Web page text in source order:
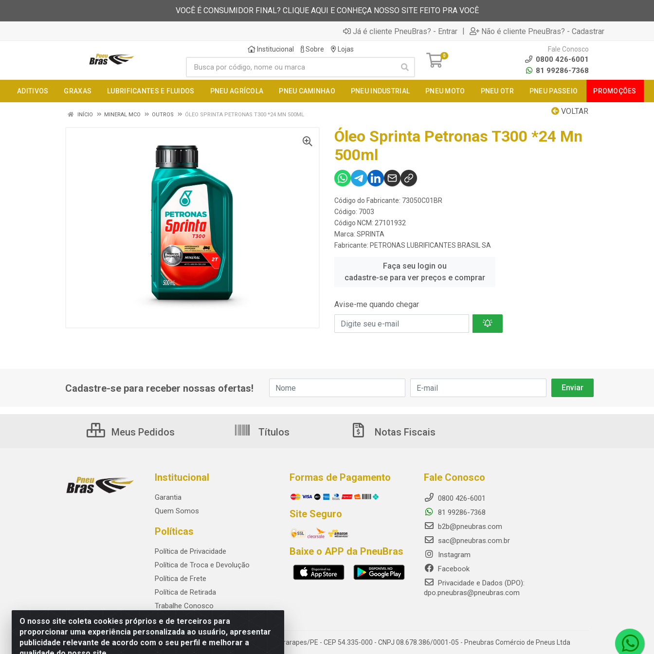
VOCÊ É CONSUMIDOR FINAL? CLIQUE AQUI E CONHEÇA NOSSO SITE FEITO PRA VOCÊ
Já é cliente PneuBras? - Entrar | Não é cliente PneuBras? - Cadastrar
Institucional Sobre Lojas
0
Fale Conosco
0800 426-6001
81 99286-7368
ADITIVOS GRAXAS LUBRIFICANTES E FLUIDOS PNEU AGRÍCOLA PNEU CAMINHAO PNEU INDUSTRIAL PNEU MOTO PNEU OTR PNEU PASSEIO PROMOÇÕES
VOLTAR
INÍCIO MINERAL MCO OUTROS ÓLEO SPRINTA PETRONAS T300 *24 MN 500ML
Óleo Sprinta Petronas T300 *24 Mn
500ml
Código do Fabricante: 73050C01BR
Código: 7003
Código NCM: 27101932
Marca: SPRINTA
Fabricante: PETRONAS LUBRIFICANTES BRASIL SA
Faça seu login ou
cadastre-se para ver preços e comprar
Avise-me quando chegar
O nosso site coleta cookies próprios e de terceiros para
proporcionar uma experiência personalizada ao usuário, apresentar
publicidade relevante de acordo com o seu perfil e melhorar a
Cadastre-se para receber nossas ofertas!
Meus Pedidos Títulos Notas Fiscais
Institucional
Garantia
Quem Somos
Políticas
Política de Privacidade
Política de Troca e Devolução
Política de Frete
Política de Retirada
Trabalhe Conosco
Formas de Pagamento
Site Seguro
Baixe o APP da PneuBras
Fale Conosco
0800 426-6001
81 99286-7368
b2b@pneubras.com
sac@pneubras.com.br
Instagram
Facebook
Privacidade e Dados (DPO):
dpo.pneubras@pneubras.com
PneuBras - Rodovia BR-101, KM 82 - Prazeres, Jaboatão dos Guararapes/PE - CEP 54.335-000 - CNPJ 08.678.386/0001-05 - Pneubras Comércio de Pneus Ltda